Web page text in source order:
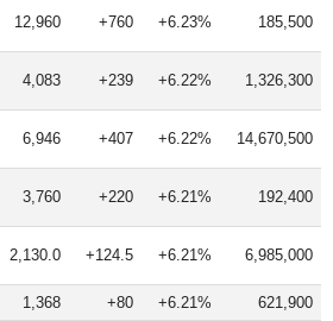
12,960 +760 +6.23% 185,500
4,083 +239 +6.22% 1,326,300
6,946 +407 +6.22% 14,670,500
3,760 +220 +6.21% 192,400
2,130.0 +124.5 +6.21% 6,985,000
1,368 +80 +6.21% 621,900